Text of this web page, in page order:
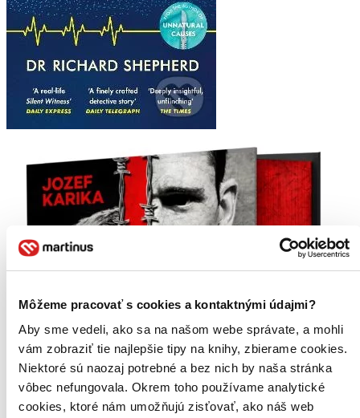
Môžeme pracovať s cookies a kontaktnými údajmi?
Aby sme vedeli, ako sa na našom webe správate, a mohli
vám zobraziť tie najlepšie tipy na knihy, zbierame cookies.
Niektoré sú naozaj potrebné a bez nich by naša stránka
vôbec nefungovala. Okrem toho používame analytické
cookies, ktoré nám umožňujú zisťovať, ako náš web